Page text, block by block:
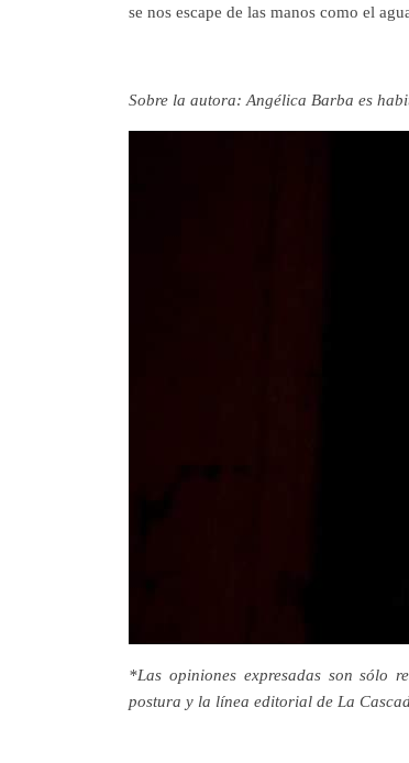
se nos escape de las manos como el
Sobre la autora: Angélica Barba es
*Las opiniones expresadas son sólo
postura y la línea editorial de La